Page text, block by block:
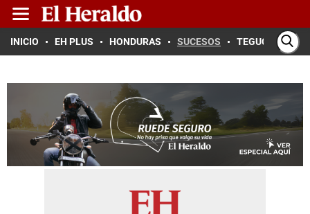
INICIO EH PLUS HONDURAS SUCESOS TEGUCIGALPA